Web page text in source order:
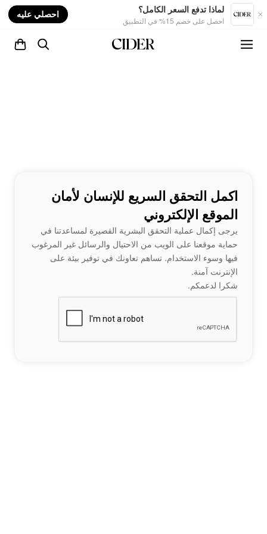
لماذا تدفع السعر الكامل؟
احصل على خصم 15% في التطبيق
احصلي عليه
اكمل التحقق السريع للإنسان لأمان
الموقع الإلكتروني
يرجى إكمال عملية التحقق البشرية القصيرة لمساعدتنا في
حماية موقعنا على الويب من الاحتيال والرسائل غير المرغوب
فيها وسوء الاستخدام. تساهم تعاونك في توفير بيئة على
الإنترنت آمنة.
شكرا لدعمكم.